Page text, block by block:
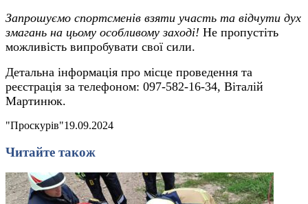
Запрошуємо спортсменів взяти участь та відчути дух
змагань на цьому особливому заході! Не пропустіть
можливість випробувати свої сили.
Детальна інформація про місце проведення та
реєстрація за телефоном: 097-582-16-34, Віталій
Мартинюк.
"Проскурів"19.09.2024
Читайте також